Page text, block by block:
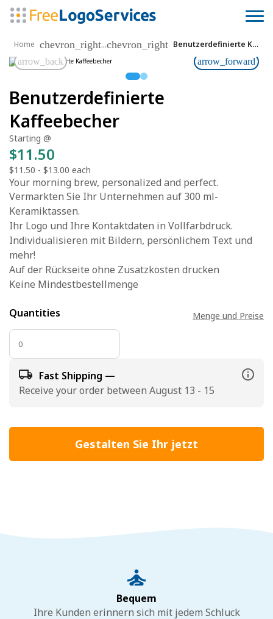
Home chevron_right...chevron_right
Benutzerdefinierte Kaffeebecher
arrow_back
arrow_forward
Benutzerdefinierte
Kaffeebecher
Starting @
$11.50
$11.50 - $13.00 each
Your morning brew, personalized and perfect.
Vermarkten Sie Ihr Unternehmen auf 300 ml-
Keramiktassen.
Ihr Logo und Ihre Kontaktdaten in Vollfarbdruck.
Individualisieren mit Bildern, persönlichem Text und
mehr!
Auf der Rückseite ohne Zusatzkosten drucken
Keine Mindestbestellmenge
Quantities Menge und Preise
Fast Shipping —
Receive your order between August 13 - 15
Gestalten Sie Ihr jetzt
Bequem
Ihre Kunden erinnern sich mit jedem Schluck